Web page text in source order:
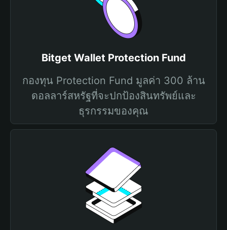
Bitget Wallet Protection Fund
กองทุน Protection Fund มูลค่า 300 ล้าน
ดอลลาร์สหรัฐที่จะปกป้องสินทรัพย์และ
ธุรกรรมของคุณ